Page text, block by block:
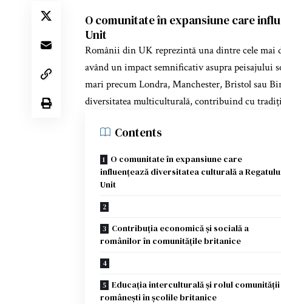
O comunitate în expansiune care
Unit
Românii din UK reprezintă una dintre cele mai
având un impact semnificativ asupra peisajului
mari precum Londra, Manchester, Bristol sau
diversitatea multiculturală, contribuind cu
Contents
O comunitate în expansiune care
influențează diversitatea culturală a
Unit
Contribuția economică și socială a
românilor în comunitățile britanice
Educația interculturală și rolul comunității
românești în școlile britanice